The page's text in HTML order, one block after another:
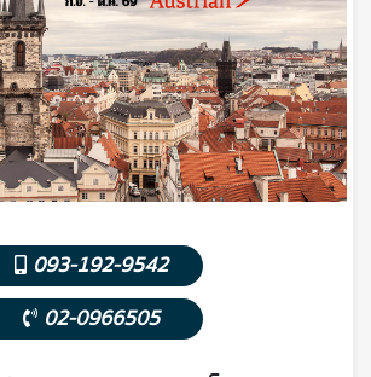
093-192-9542
02-0966505